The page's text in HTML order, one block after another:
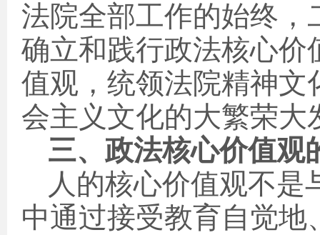
法院全部工作的始终
确立和践行政法核心价
值观，统领法院精神文
会主义文化的大繁荣大
三、政法核心价值观
人的核心价值观不是
中通过接受教育自觉